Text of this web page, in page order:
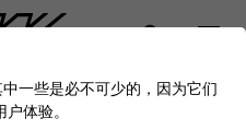
- 全力提升移动机械效率
INTEGRATION -
一些是必不可少的，因为它们
体验。